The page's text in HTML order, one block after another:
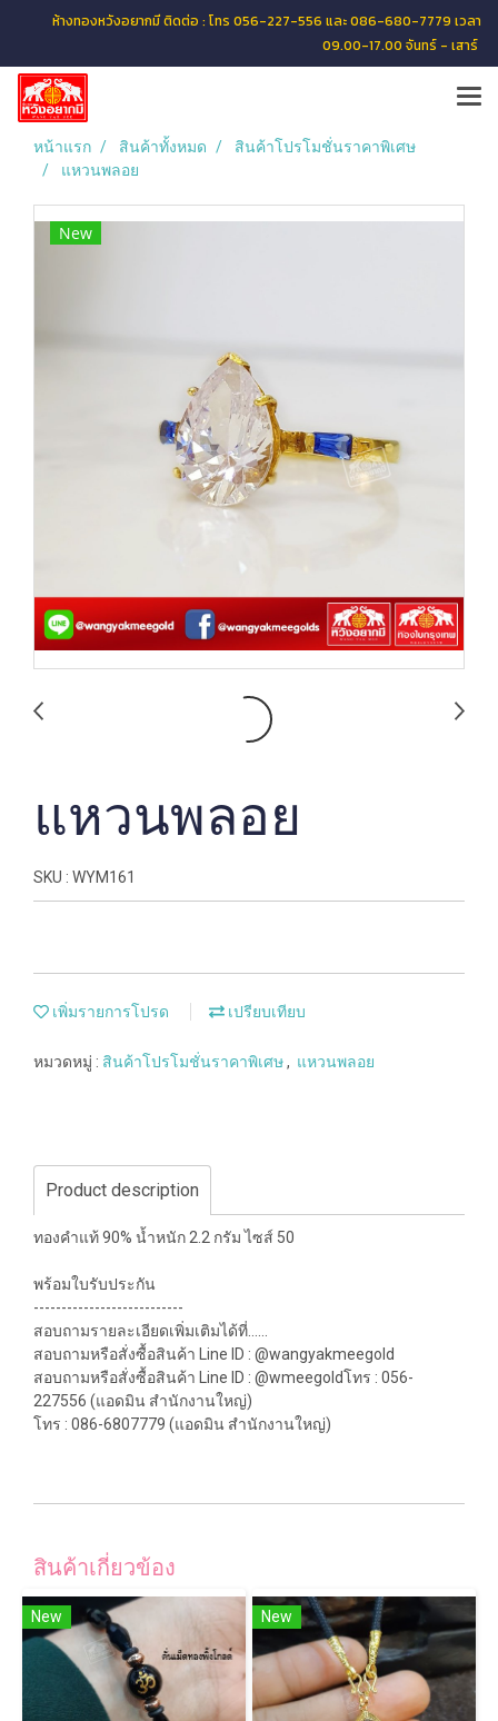
ห้างทองหวังอยากมี ติดต่อ : โทร 056-227-556 และ 086-680-7779 เวลา
09.00-17.00 จันทร์ - เสาร์
หน้าแรก สินค้าทั้งหมด
สินค้าโปรโมชั่นราคาพิเศษ
แหวนพลอย
New
แหวนพลอย
SKU : WYM161
เพิ่มรายการโปรด เปรียบเทียบ
หมวดหมู่ : สินค้าโปรโมชั่นราคาพิเศษ, แหวนพลอย
Product description
ทองคำแท้ 90% น้ำหนัก 2.2 กรัม ไซส์ 50
พร้อมใบรับประกัน
---------------------------
สอบถามรายละเอียดเพิ่มเติมได้ที่......
สอบถามหรือสั่งซื้อสินค้า Line ID : @wangyakmeegold
สอบถามหรือสั่งซื้อสินค้า Line ID : @wmeegoldโทร : 056-
227556 (แอดมิน สำนักงานใหญ่)
โทร : 086-6807779 (แอดมิน สำนักงานใหญ่)
สินค้าเกี่ยวข้อง
New New